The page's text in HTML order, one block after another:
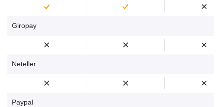
Giropay
Neteller
Paypal